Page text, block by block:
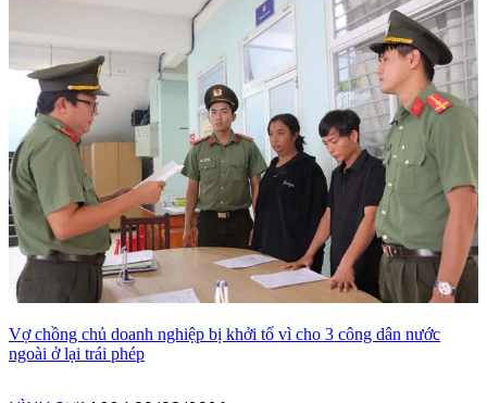
Vợ chồng chủ doanh nghiệp bị khởi tố vì cho 3 công dân nước
ngoài ở lại trái phép